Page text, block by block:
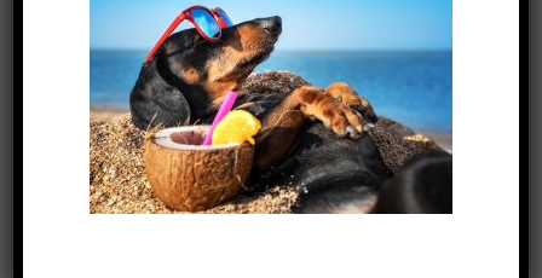
Datum:
9 februari 2023
18:45 - 19:45
Kosten: